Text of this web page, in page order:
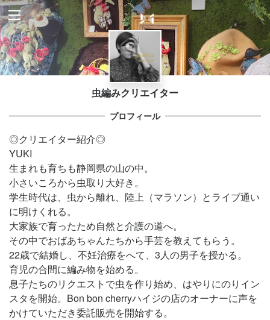
虫編みクリエイター
プロフィール
◎クリエイター紹介◎
YUKI
生まれも育ちも静岡県の山の中。
小さいころから虫取り大好き。
学生時代は、虫から離れ、陸上（マラソン）とライブ通い
に明けくれる。
大家族で育ったため自然と介護の道へ。
その中でおばあちゃんたちから手芸を教えてもらう。
22歳で結婚し、不妊治療をへて、3人の男子を授かる。
育児の合間に編み物を始める。
息子たちのリクエストで虫を作り始め、はやりにのりイン
スタを開始。Bon bon cherryハイジの店のオーナーに声を
かけていただき委託販売を開始する。